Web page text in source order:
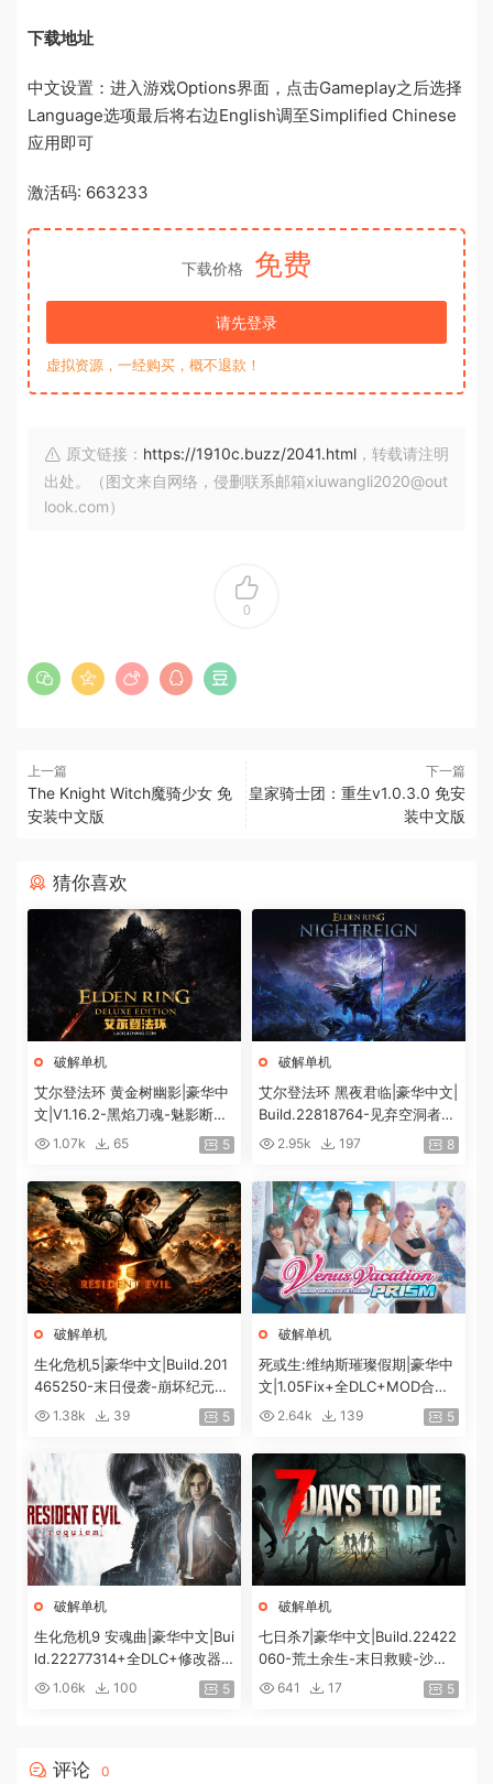
下载地址
中文设置：进入游戏Options界面，点击Gameplay之后选择
Language选项最后将右边English调至Simplified Chinese
应用即可
激活码: 663233
下载价格 免费
请先登录
虚拟资源，一经购买，概不退款！
原文链接： https://1910c.buzz/2041.html ，转载请注明
出处。（图文来自网络，侵删联系邮箱xiuwangli2020@out
look.com）
0
上一篇
The Knight Witch魔骑少女 免
安装中文版
下一篇
皇家骑士团：重生v1.0.3.0 免安
装中文版
猜你喜欢
破解单机
艾尔登法环 黄金树幽影|豪华中
文|V1.16.2-黑焰刀魂-魅影断弦
+预购特典+全DLC+修改器|解
1.07k 65 5
破解单机
艾尔登法环 黑夜君临|豪华中文|
Build.22818764-见弃空洞者DL
C+预购特典+全DLC+修改器|解
2.95k 197 8
破解单机
生化危机5|豪华中文|Build.201
465250-末日侵袭-崩坏纪元
+预购特典+全DLC-解锁全内
1.38k 39 5
破解单机
死或生:维纳斯璀璨假期|豪华中
文|1.05Fix+全DLC+MOD合集
+预购特典|解压即撸|[12G/百
2.64k 139 5
破解单机
生化危机9 安魂曲|豪华中文|Bui
ld.22277314+全DLC+修改器|
解压即撸|[74G/百度]
1.06k 100 5
破解单机
七日杀7|豪华中文|Build.22422
060-荒土余生-末日救赎-沙盒
+全DLC|解压即撸|
641 17 5
评论 0